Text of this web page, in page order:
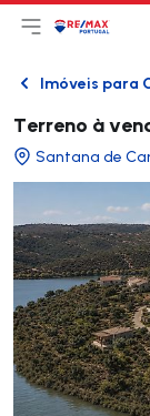
Abri menu
LogoIr para
VoltarImóveis para
Terreno à
Santana de